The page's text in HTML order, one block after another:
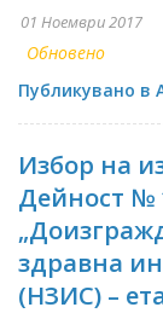
01 Ноември 2017
Обновено
Публикувано в
Избор на
Дейност №
здравна
(НЗИС) –